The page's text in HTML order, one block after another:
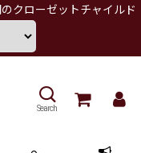
クローゼットチャイルド
Search